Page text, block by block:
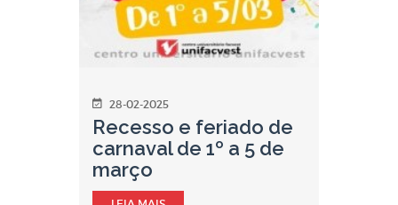
28-02-2025
Recesso e feriado de
carnaval de 1º a 5 de
março